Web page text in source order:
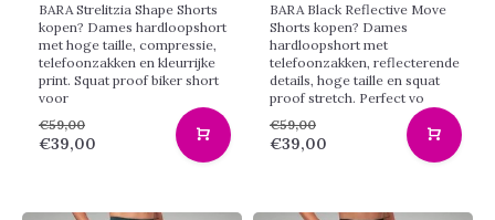
BARA Strelitzia Shape Shorts
kopen? Dames hardloopshort
met hoge taille, compressie,
telefoonzakken en kleurrijke
print. Squat proof biker short
voor
€59,00
€39,00
BARA Black Reflective Move
Shorts kopen? Dames
hardloopshort met
telefoonzakken, reflecterende
details, hoge taille en squat
proof stretch. Perfect vo
€59,00
€39,00